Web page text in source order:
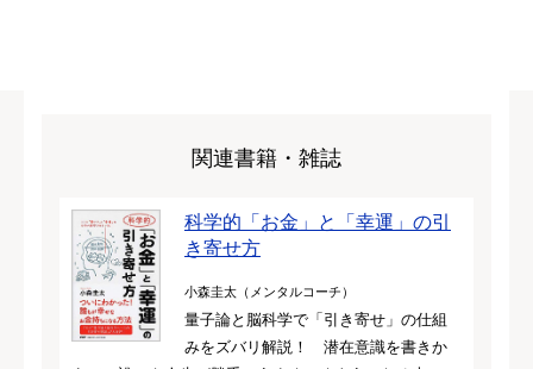
関連書籍・雑誌
科学的「お金」と「幸運」の引
き寄せ方
小森圭太（メンタルコーチ）
量子論と脳科学で「引き寄せ」の仕組
みをズバリ解説！ 潜在意識を書きか